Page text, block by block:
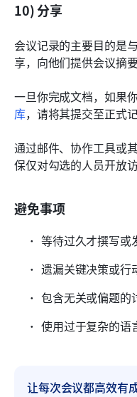
10) 分享
会议记录的主要目的是
享，向他们提供会议摘
一旦你完成文档，如果
库，请将其提交至正式记
通过邮件、协作工具或
保仅对勾选的人员开放
避免事项
等待过久才撰写或
遗漏关键决策或行
包含无关或偏题的
使用过于复杂的语
让每次会议都高效有